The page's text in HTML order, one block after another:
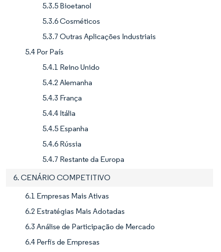
5.3.5 Bioetanol
5.3.6 Cosméticos
5.3.7 Outras Aplicações Industriais
5.4 Por País
5.4.1 Reino Unido
5.4.2 Alemanha
5.4.3 França
5.4.4 Itália
5.4.5 Espanha
5.4.6 Rússia
5.4.7 Restante da Europa
6. CENÁRIO COMPETITIVO
6.1 Empresas Mais Ativas
6.2 Estratégias Mais Adotadas
6.3 Análise de Participação de Mercado
6.4 Perfis de Empresas